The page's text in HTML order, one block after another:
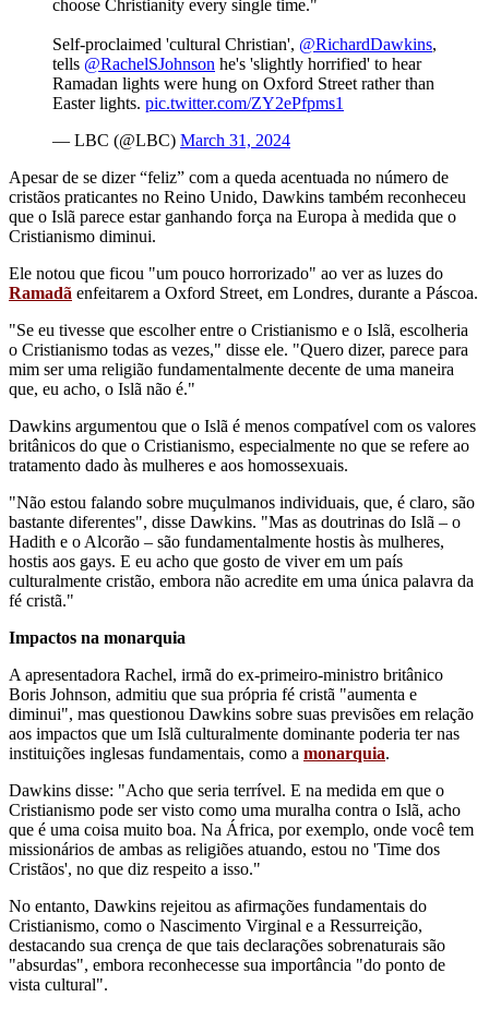
choose Christianity every single time."
Self-proclaimed 'cultural Christian', @RichardDawkins,
tells @RachelSJohnson he's 'slightly horrified' to hear
Ramadan lights were hung on Oxford Street rather than
Easter lights. pic.twitter.com/ZY2ePfpms1
— LBC (@LBC) March 31, 2024
Apesar de se dizer “feliz” com a queda acentuada no número de
cristãos praticantes no Reino Unido, Dawkins também reconheceu
que o Islã parece estar ganhando força na Europa à medida que o
Cristianismo diminui.
Ele notou que ficou "um pouco horrorizado" ao ver as luzes do
Ramadã enfeitarem a Oxford Street, em Londres, durante a Páscoa.
"Se eu tivesse que escolher entre o Cristianismo e o Islã, escolheria
o Cristianismo todas as vezes," disse ele. "Quero dizer, parece para
mim ser uma religião fundamentalmente decente de uma maneira
que, eu acho, o Islã não é."
Dawkins argumentou que o Islã é menos compatível com os valores
britânicos do que o Cristianismo, especialmente no que se refere ao
tratamento dado às mulheres e aos homossexuais.
"Não estou falando sobre muçulmanos individuais, que, é claro, são
bastante diferentes", disse Dawkins. "Mas as doutrinas do Islã – o
Hadith e o Alcorão – são fundamentalmente hostis às mulheres,
hostis aos gays. E eu acho que gosto de viver em um país
culturalmente cristão, embora não acredite em uma única palavra da
fé cristã."
Impactos na monarquia
A apresentadora Rachel, irmã do ex-primeiro-ministro britânico
Boris Johnson, admitiu que sua própria fé cristã "aumenta e
diminui", mas questionou Dawkins sobre suas previsões em relação
aos impactos que um Islã culturalmente dominante poderia ter nas
instituições inglesas fundamentais, como a monarquia.
Dawkins disse: "Acho que seria terrível. E na medida em que o
Cristianismo pode ser visto como uma muralha contra o Islã, acho
que é uma coisa muito boa. Na África, por exemplo, onde você tem
missionários de ambas as religiões atuando, estou no 'Time dos
Cristãos', no que diz respeito a isso."
No entanto, Dawkins rejeitou as afirmações fundamentais do
Cristianismo, como o Nascimento Virginal e a Ressurreição,
destacando sua crença de que tais declarações sobrenaturais são
"absurdas", embora reconhecesse sua importância "do ponto de
vista cultural".